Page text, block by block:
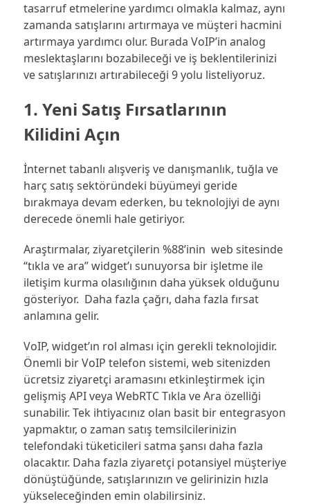
tasarruf etmelerine yardımcı olmakla kalmaz, aynı
zamanda satışlarını artırmaya ve müşteri hacmini
artırmaya yardımcı olur. Burada VoIP’in analog
meslektaşlarını bozabileceği ve iş beklentilerinizi
ve satışlarınızı artırabileceği 9 yolu listeliyoruz.
1. Yeni Satış Fırsatlarının
Kilidini Açın
İnternet tabanlı alışveriş ve danışmanlık, tuğla ve
harç satış sektöründeki büyümeyi geride
bırakmaya devam ederken, bu teknolojiyi de aynı
derecede önemli hale getiriyor.
Araştırmalar, ziyaretçilerin %88’inin web sitesinde
“tıkla ve ara” widget’ı sunuyorsa bir işletme ile
iletişim kurma olasılığının daha yüksek olduğunu
gösteriyor. Daha fazla çağrı, daha fazla fırsat
anlamına gelir.
VoIP, widget’ın rol alması için gerekli teknolojidir.
Önemli bir VoIP telefon sistemi, web sitenizden
ücretsiz ziyaretçi aramasını etkinleştirmek için
gelişmiş API veya WebRTC Tıkla ve Ara özelliği
sunabilir. Tek ihtiyacınız olan basit bir entegrasyon
yapmaktır, o zaman satış temsilcilerinizin
telefondaki tüketicileri satma şansı daha fazla
olacaktır. Daha fazla ziyaretçi potansiyel müşteriye
dönüştüğünde, satışlarınızın ve gelirinizin hızla
yükseleceğinden emin olabilirsiniz.